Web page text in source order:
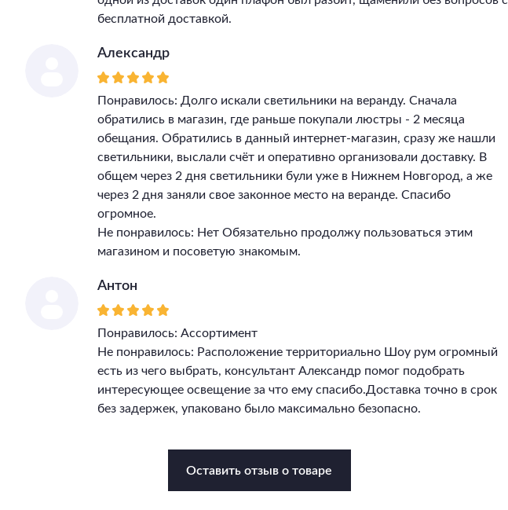
бесплатной доставкой.
Александр
Понравилось: Долго искали светильники на веранду. Сначала
обратились в магазин, где раньше покупали люстры - 2 месяца
обещания. Обратились в данный интернет-магазин, сразу же нашли
светильники, выслали счёт и оперативно организовали доставку. В
общем через 2 дня светильники були уже в Нижнем Новгород, а же
через 2 дня заняли свое законное место на веранде. Спасибо
огромное.
Не понравилось: Нет Обязательно продолжу пользоваться этим
магазином и посоветую знакомым.
Антон
Понравилось: Ассортимент
Не понравилось: Расположение территориально Шоу рум огромный
есть из чего выбрать, консультант Александр помог подобрать
интересующее освещение за что ему спасибо.Доставка точно в срок
без задержек, упаковано было максимально безопасно.
Оставить отзыв о товаре